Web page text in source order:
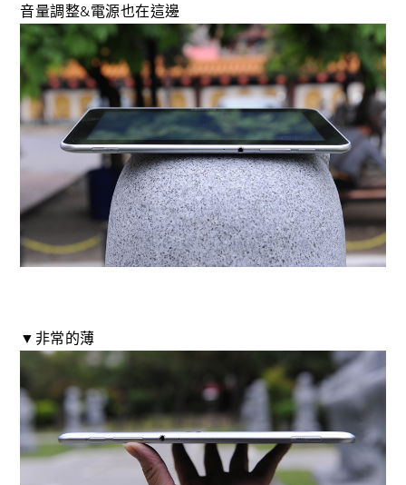
音量調整&電源也在這邊
▼非常的薄